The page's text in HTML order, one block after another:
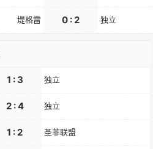
堤格雷 0 : 2 独立
1 : 3 独立
2 : 4 独立
1 : 2 圣菲联盟